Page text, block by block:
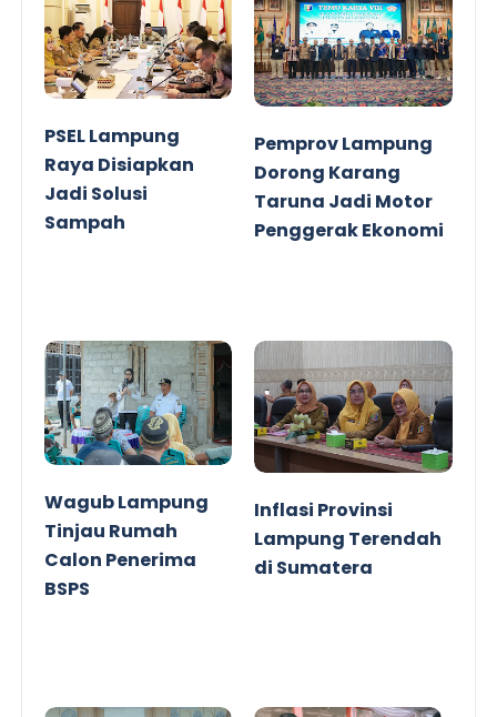
PSEL Lampung
Raya Disiapkan
Jadi Solusi
Sampah
Pemprov Lampung
Dorong Karang
Taruna Jadi Motor
Penggerak Ekonomi
Wagub Lampung
Tinjau Rumah
Calon Penerima
BSPS
Inflasi Provinsi
Lampung Terendah
di Sumatera